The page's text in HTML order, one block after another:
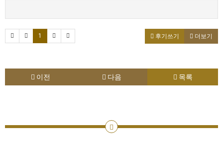
1 후기쓰기 더보기
이전 다음 목록